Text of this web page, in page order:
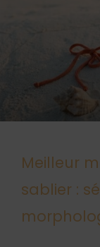
Meilleur
sablier :